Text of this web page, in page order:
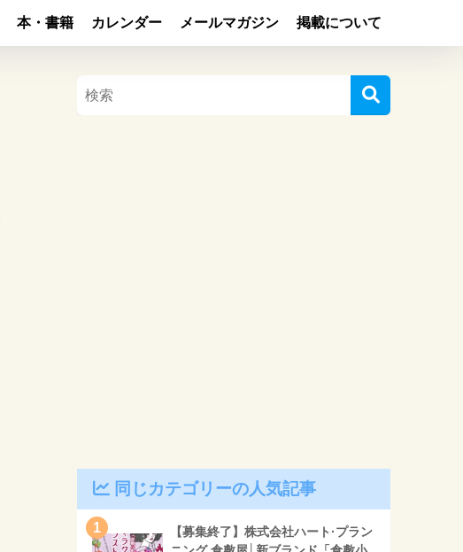
本・書籍 カレンダー メールマガジン 掲載について
同じカテゴリーの人気記事
1
【募集終了】株式会社ハート·プラン